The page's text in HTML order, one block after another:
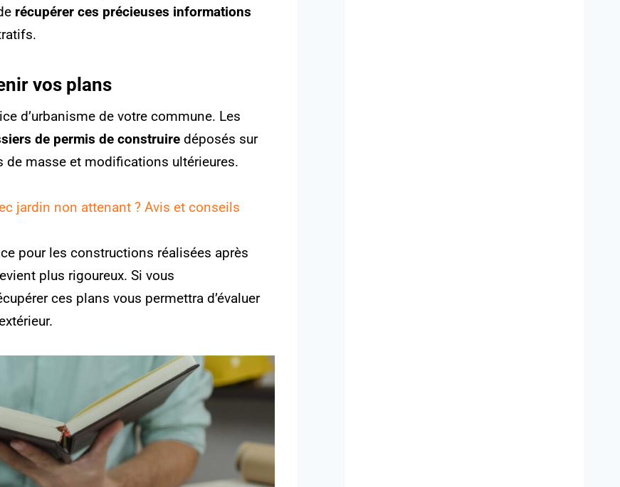
récupérer ces précieuses informations
vos plans
d’urbanisme de votre commune. Les
de permis de construire déposés sur
de masse et modifications ultérieures.
jardin non attenant ? Avis et conseils
pour les constructions réalisées après
plus rigoureux. Si vous
ces plans vous permettra d’évaluer